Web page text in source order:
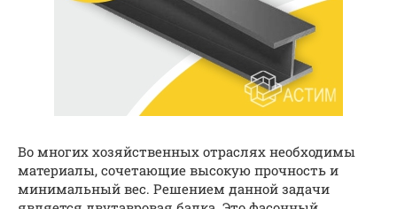
Во многих хозяйственных отраслях необходимы
материалы, сочетающие высокую прочность и
минимальный вес. Решением данной задачи